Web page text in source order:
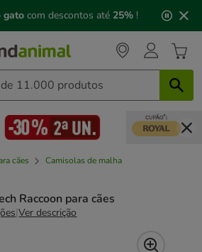
gato com descontos até 25% !
cães Camisolas de malha
Raccoon para cães
|Ver descrição